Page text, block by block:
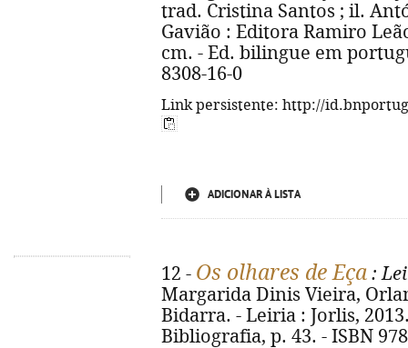
trad. Cristina Santos ; il.
Gavião : Editora Ramiro
cm. - Ed. bilingue em
8308-16-0
Link persistente: http://
ADICIONAR À LISTA
12 - Os olhares de Eça :
Margarida Dinis Vieira,
Bidarra. - Leiria : Jorlis,
Bibliografia, p. 43. - ISBN